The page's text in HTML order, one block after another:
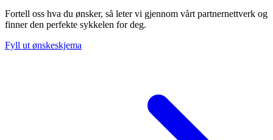
Fortell oss hva du ønsker, så leter vi gjennom vårt partnernettverk og
finner den perfekte sykkelen for deg.
Fyll ut ønskeskjema